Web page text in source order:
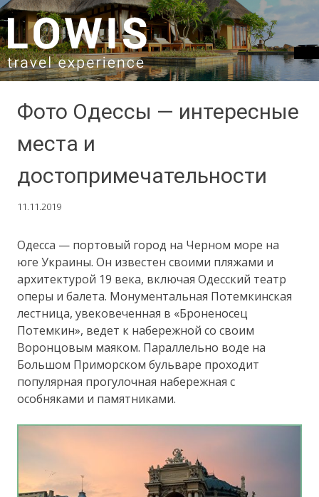
SKIP TO CONTENT
Фото Одессы — интересные
места и
достопримечательности
11.11.2019
Одесса — портовый город на Черном море на
юге Украины. Он известен своими пляжами и
архитектурой 19 века, включая Одесский театр
оперы и балета. Монументальная Потемкинская
лестница, увековеченная в «Броненосец
Потемкин», ведет к набережной со своим
Воронцовым маяком. Параллельно воде на
Большом Приморском бульваре проходит
популярная прогулочная набережная с
особняками и памятниками.